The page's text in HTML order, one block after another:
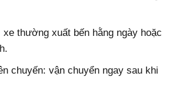
xe thường xuất bến hằng ngày hoặc
chuyến: vận chuyển ngay sau khi